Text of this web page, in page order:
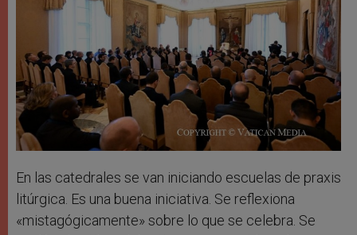
En las catedrales se van iniciando escuelas de praxis
litúrgica. Es una buena iniciativa. Se reflexiona
«mistagógicamente» sobre lo que se celebra. Se